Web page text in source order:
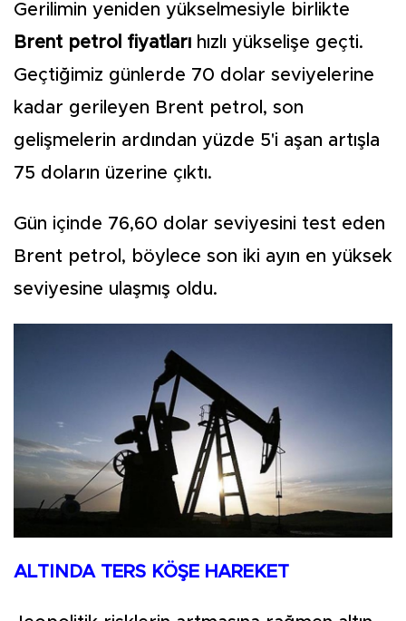
Gerilimin yeniden yükselmesiyle birlikte
Brent petrol fiyatları hızlı yükselişe geçti.
Geçtiğimiz günlerde 70 dolar seviyelerine
kadar gerileyen Brent petrol, son
gelişmelerin ardından yüzde 5'i aşan artışla
75 doların üzerine çıktı.
Gün içinde 76,60 dolar seviyesini test eden
Brent petrol, böylece son iki ayın en yüksek
seviyesine ulaşmış oldu.
ALTINDA TERS KÖŞE HAREKET